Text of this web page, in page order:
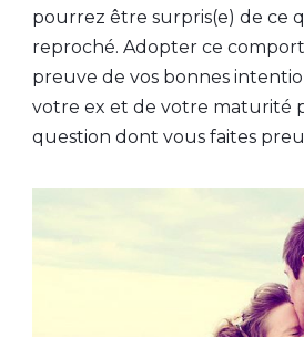
pourrez être surpris(e) de ce
reproché. Adopter ce
preuve de vos bonnes
votre ex et de votre maturité
question dont vous faites